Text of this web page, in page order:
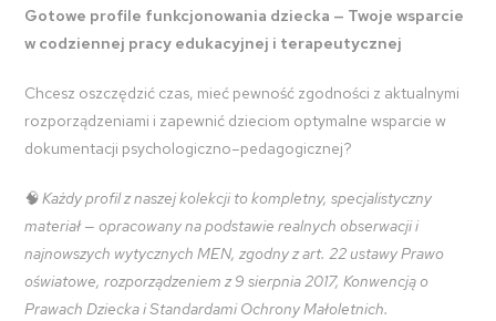
Gotowe profile funkcjonowania dziecka — Twoje wsparcie
w codziennej pracy edukacyjnej i terapeutycznej
Chcesz oszczędzić czas, mieć pewność zgodności z aktualnymi
rozporządzeniami i zapewnić dzieciom optymalne wsparcie w
dokumentacji psychologiczno–pedagogicznej?
🧠Każdy profil z naszej kolekcji to kompletny, specjalistyczny
materiał — opracowany na podstawie realnych obserwacji i
najnowszych wytycznych MEN, zgodny z art. 22 ustawy Prawo
oświatowe, rozporządzeniem z 9 sierpnia 2017, Konwencją o
Prawach Dziecka i Standardami Ochrony Małoletnich.